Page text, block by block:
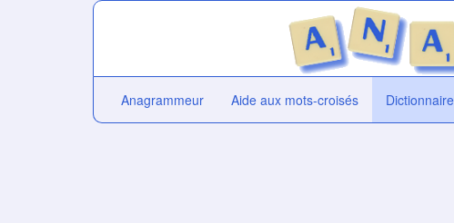
Anagrammeur Aide aux mots-croisés Dictionnaire